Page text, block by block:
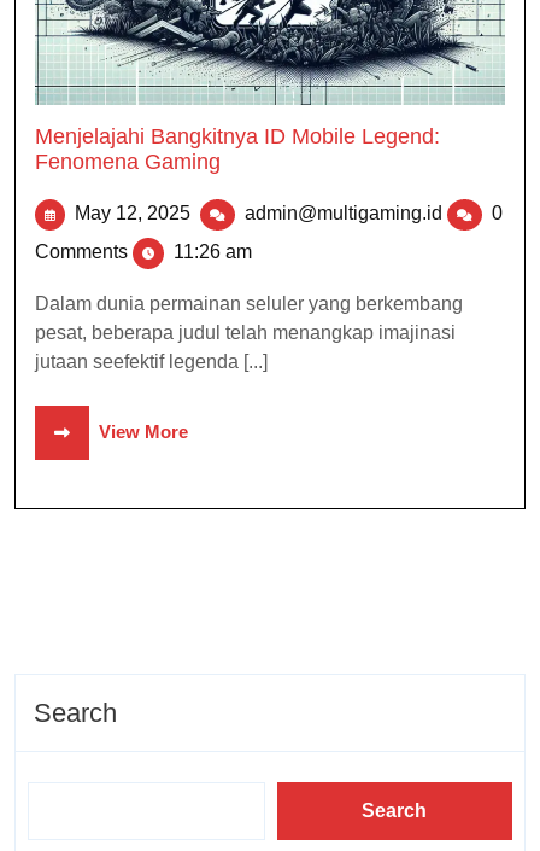
Menjelajahi Bangkitnya ID Mobile Legend:
Fenomena Gaming
May 12, 2025 admin@multigaming.id
0
Comments
11:26 am
Dalam dunia permainan seluler yang berkembang
pesat, beberapa judul telah menangkap imajinasi
jutaan seefektif legenda [...]
View More
Search
Search